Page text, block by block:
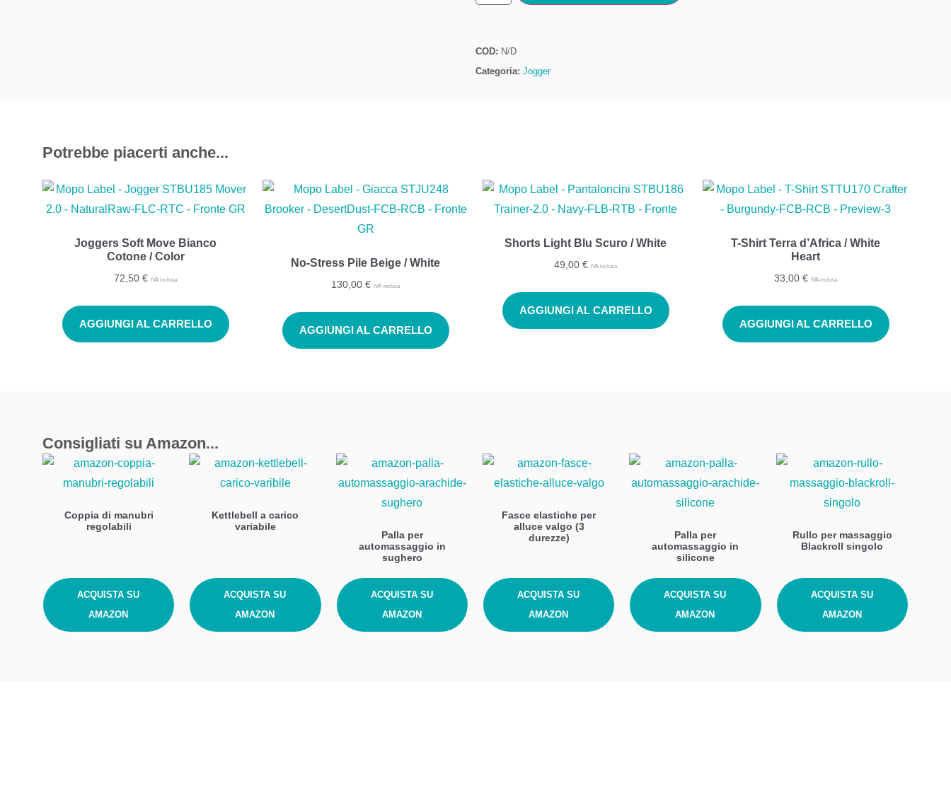
COD: N/D
Categoria: Jogger
Potrebbe piacerti anche...
Joggers Soft Move Bianco
Cotone / Color
72,50 € IVA inclusa
AGGIUNGI AL CARRELLO
No-Stress Pile Beige / White
130,00 € IVA inclusa
AGGIUNGI AL CARRELLO
Shorts Light Blu Scuro / White
49,00 € IVA inclusa
AGGIUNGI AL CARRELLO
T-Shirt Terra d’Africa / White
Heart
33,00 € IVA inclusa
AGGIUNGI AL CARRELLO
Consigliati su Amazon...
Coppia di manubri
regolabili
ACQUISTA SU
AMAZON
Kettlebell a carico
variabile
ACQUISTA SU
AMAZON
Palla per
automassaggio in
sughero
ACQUISTA SU
AMAZON
Fasce elastiche per
alluce valgo (3
durezze)
ACQUISTA SU
AMAZON
Palla per
automassaggio in
silicone
ACQUISTA SU
AMAZON
Rullo per massaggio
Blackroll singolo
ACQUISTA SU
AMAZON